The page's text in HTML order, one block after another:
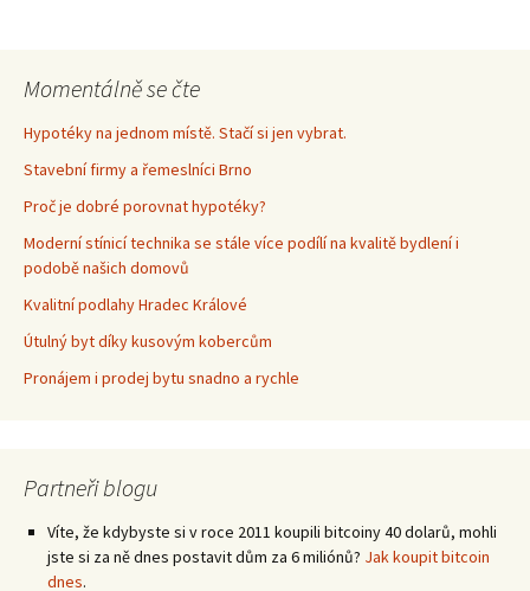
Momentálně se čte
Hypotéky na jednom místě. Stačí si jen vybrat.
Stavební firmy a řemeslníci Brno
Proč je dobré porovnat hypotéky?
Moderní stínicí technika se stále více podílí na kvalitě bydlení i
podobě našich domovů
Kvalitní podlahy Hradec Králové
Útulný byt díky kusovým kobercům
Pronájem i prodej bytu snadno a rychle
Partneři blogu
Víte, že kdybyste si v roce 2011 koupili bitcoiny 40 dolarů, mohli
jste si za ně dnes postavit dům za 6 miliónů? Jak koupit bitcoin
dnes.